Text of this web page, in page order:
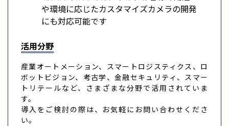
や環境に応じたカスタマイズカメラの開発
にも対応可能です
活用分野
産業オートメーション、スマートロジスティクス、ロ
ボットビジョン、考古学、金融セキュリティ、スマー
トリテールなど、さまざまな分野で活用されていま
す。
導入をご検討の際は、お気軽にお問い合わせくださ
い。